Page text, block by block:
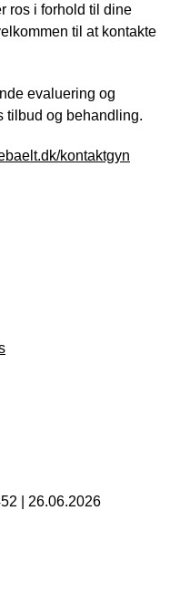
ros i forhold til dine
til at kontakte
evaluering og
tilbud og behandling.
kontaktgyn
26.06.2026